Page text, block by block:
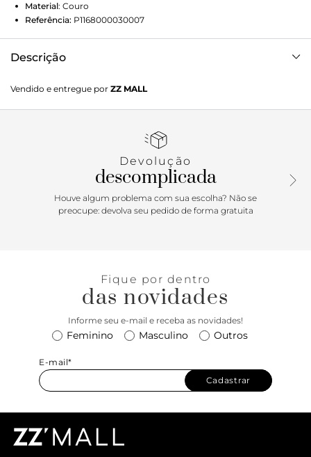
Material: Couro
Referência: P1168000030007
Descrição
Vendido e entregue por ZZ MALL
Devolução
descomplicada
Houve algum problema com sua escolha? Não se
preocupe: devolva seu pedido de forma gratuita
Fique por dentro
das novidades
Informe seu e-mail e receba as novidades!
Feminino Masculino Outros
E-mail*
Cadastrar